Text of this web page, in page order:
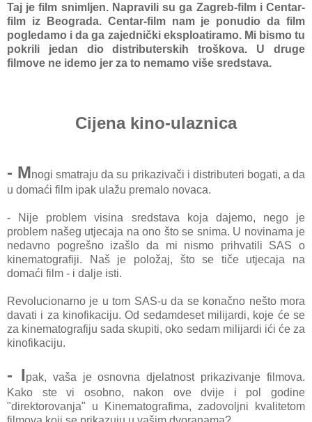
Taj je film snimljen. Napravili su ga Zagreb-film i Centar-
film iz Beograda. Centar-film nam je ponudio da film
pogledamo i da ga zajednički eksploatiramo. Mi bismo tu
pokrili jedan dio distributerskih troškova. U druge
filmove ne idemo jer za to nemamo više sredstava.
Cijena kino-ulaznica
- Mnogi smatraju da su prikazivači i distributeri bogati, a da
u domaći film ipak ulažu premalo novaca.
- Nije problem visina sredstava koja dajemo, nego je
problem našeg utjecaja na ono što se snima. U novinama je
nedavno pogrešno izašlo da mi nismo prihvatili SAS o
kinematografiji. Naš je položaj, što se tiče utjecaja na
domaći film - i dalje isti.
Revolucionarno je u tom SAS-u da se konačno nešto mora
davati i za kinofikaciju. Od sedamdeset milijardi, koje će se
za kinematografiju sada skupiti, oko sedam milijardi ići će za
kinofikaciju.
- Ipak, vaša je osnovna djelatnost prikazivanje filmova.
Kako ste vi osobno, nakon ove dvije i pol godine
"direktorovanja" u Kinematografima, zadovoljni kvalitetom